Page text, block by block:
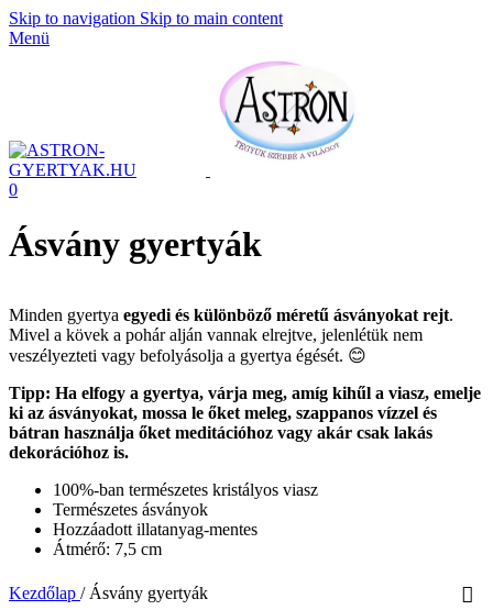
Skip to navigation Skip to main content
Menü
0
Ásvány gyertyák
Minden gyertya egyedi és különböző méretű ásványokat rejt.
Mivel a kövek a pohár alján vannak elrejtve, jelenlétük nem
veszélyezteti vagy befolyásolja a gyertya égését. 😊
Tipp: Ha elfogy a gyertya, várja meg, amíg kihűl a viasz, emelje
ki az ásványokat, mossa le őket meleg, szappanos vízzel és
bátran használja őket meditációhoz vagy akár csak lakás
dekorációhoz is.
100%-ban természetes kristályos viasz
Természetes ásványok
Hozzáadott illatanyag-mentes
Átmérő: 7,5 cm
Kezdőlap / Ásvány gyertyák